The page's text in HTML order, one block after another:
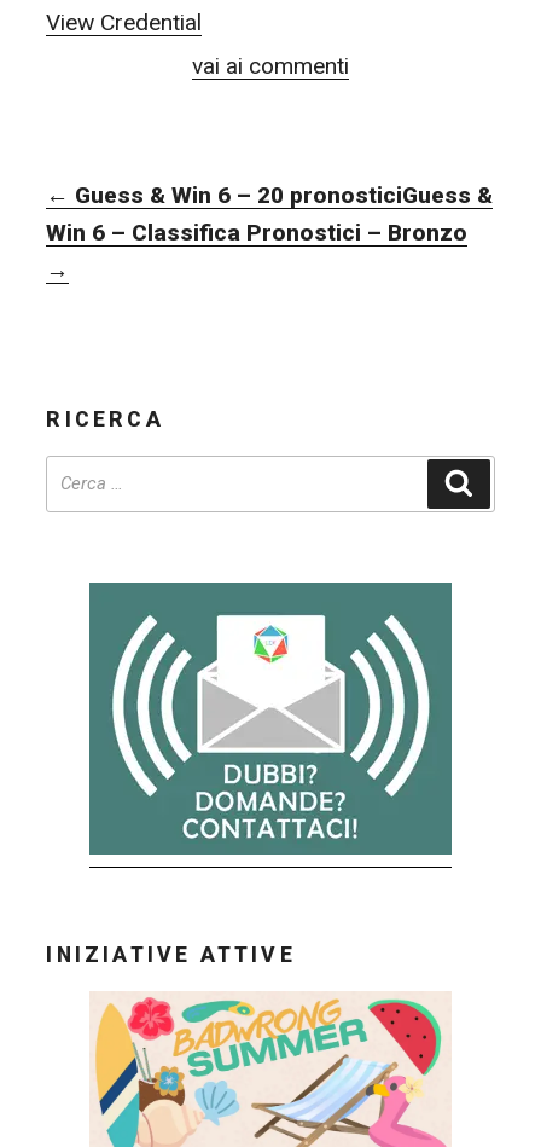
View Credential
vai ai commenti
ARTICOLI
← Guess & Win 6 – 20 pronosticiGuess &
Win 6 – Classifica Pronostici – Bronzo
→
RICERCA
INIZIATIVE ATTIVE